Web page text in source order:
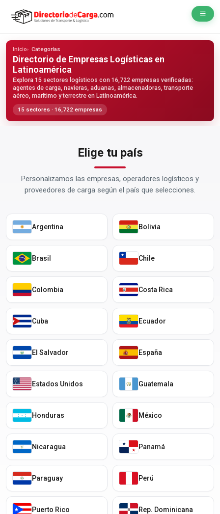
Inicio Categorías
Directorio de Empresas Logísticas en
Latinoamérica
Explora 15 sectores logísticos con 16,722 empresas verificadas:
agentes de carga, navieras, aduanas, almacenadoras, transporte
aéreo, marítimo y terrestre en Latinoamérica.
15 sectores · 16,722 empresas
Elige tu país
Personalizamos las empresas, operadores logísticos y
proveedores de carga según el país que selecciones.
Argentina Bolivia
Brasil Chile
Colombia Costa Rica
Cuba Ecuador
El Salvador España
Estados Unidos Guatemala
Honduras México
Nicaragua Panamá
Paraguay Perú
Puerto Rico Rep. Dominicana